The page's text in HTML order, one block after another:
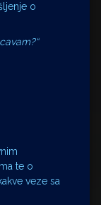
o
te o
veze sa